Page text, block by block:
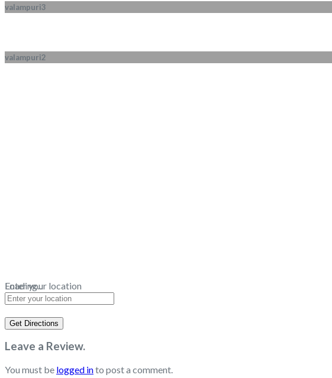
valampuri3
valampuri2
Loading...
Enter your location
Get Directions
Leave a Review.
You must be logged into post a comment.